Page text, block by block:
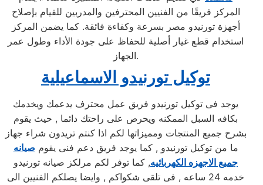
المركز فريقًا من الفنيين المحترفين والمدربين للقيام بإصلاح
أجهزة تورنيدو مصر بسرعة وكفاءة فائقة. كما يضمن المركز
استخدام قطع غيار أصلية للحفاظ على جودة الأداء وطول عمر
الجهاز.
توكيل تورنيدو الاسماعيلية
يوجد فى توكيل تورنيدو فريق عمل محترف يدعمك ويخدمك
بكافه السبل الممكنه ويحرص على راحتك دائما , حيث يقوم
بشرح جميع المنتجات ومميزاتها لكم اذا كنتم تريدون شراء جهاز
ما من توكيل تورنيدو , كما يوجد فريق دعم فنى يقوم صيانه
جميع الاجهزه الكهربائيه, كما توفر لكم مرلكز صيانه تورنيدو
خدمه 24 ساعه , فى تلقى شكواكم , وايضا يصلكم الفنيين الى